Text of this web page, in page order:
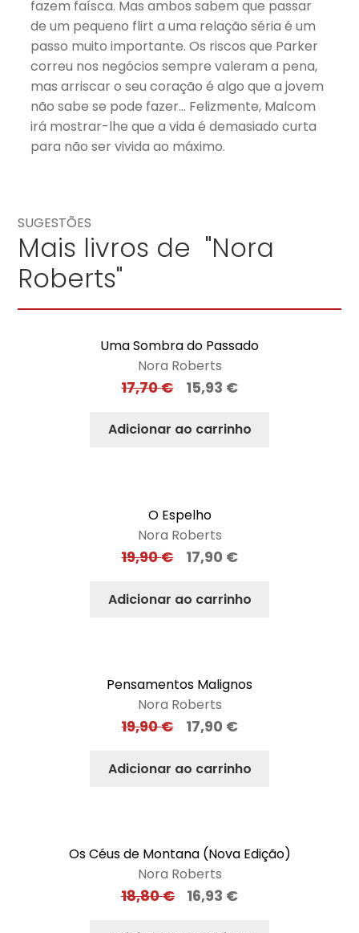
fazem faísca. Mas ambos sabem que passar
de um pequeno flirt a uma relação séria é um
passo muito importante. Os riscos que Parker
correu nos negócios sempre valeram a pena,
mas arriscar o seu coração é algo que a jovem
não sabe se pode fazer… Felizmente, Malcom
irá mostrar-lhe que a vida é demasiado curta
para não ser vivida ao máximo.
SUGESTÕES
Mais livros de "Nora
Roberts"
Uma Sombra do Passado
Nora Roberts
17,70€ 15,93 €
Adicionar ao carrinho
O Espelho
Nora Roberts
19,90€ 17,90 €
Adicionar ao carrinho
Pensamentos Malignos
Nora Roberts
19,90€ 17,90 €
Adicionar ao carrinho
Os Céus de Montana (Nova Edição)
Nora Roberts
18,80€ 16,93 €